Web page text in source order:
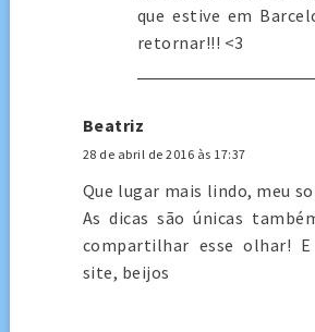
que estive em
retornar!!! <3
Beatriz
28 de abril de 2016 às 17:37
Que lugar mais lindo, meu
As dicas são únicas
compartilhar esse olhar!
site, beijos